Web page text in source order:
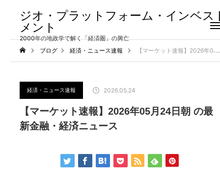
ジオ・プラットフォーム・インベス
メント
2000年の地政学で解く「経済圏」の興亡
ブログ
経済・ニュース速報 【マーケット速報】2026年05月24日朝 の最新金融・経済ニュース
経済・ニュース速報 2026.05.24
【マーケット速報】2026年05月24日朝 の最
新金融・経済ニュース